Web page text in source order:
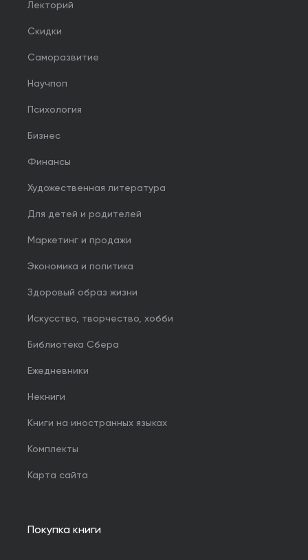
Лекторий
Скидки
Саморазвитие
Научпоп
Психология
Бизнес
Финансы
Художественная литература
Для детей и родителей
Маркетинг и продажи
Экономика и политика
Здоровый образ жизни
Искусство, творчество, хобби
Библиотека Сбера
Ежедневники
Некниги
Книги на иностранных языках
Комплекты
Карта сайта
Покупка книги